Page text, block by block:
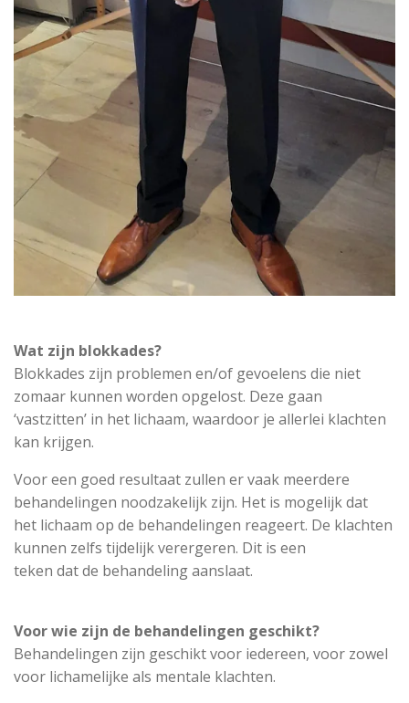
Wat zijn blokkades?
Blokkades zijn problemen en/of gevoelens die niet
zomaar kunnen worden opgelost. Deze gaan
‘vastzitten’ in het lichaam, waardoor je allerlei klachten
kan krijgen.
Voor een goed resultaat zullen er vaak meerdere
behandelingen noodzakelijk zijn. Het is mogelijk dat
het lichaam op de behandelingen reageert. De klachten
kunnen zelfs tijdelijk verergeren. Dit is een
teken dat de behandeling aanslaat.
Voor wie zijn de behandelingen geschikt?
Behandelingen zijn geschikt voor iedereen, voor zowel
voor lichamelijke als mentale klachten.